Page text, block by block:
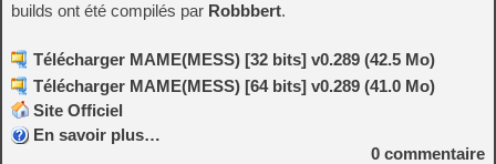
builds ont été compilés par Robbbert.
Télécharger MAME(MESS) [32 bits] v0.289 (42.5 Mo)
Télécharger MAME(MESS) [64 bits] v0.289 (41.0 Mo)
Site Officiel
En savoir plus…
0 commentaire